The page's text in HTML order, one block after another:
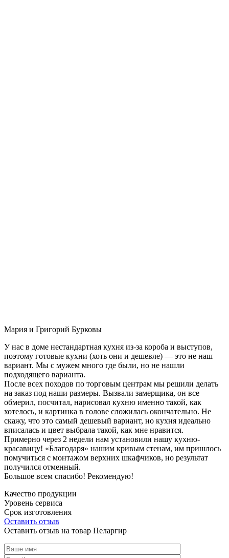
Мария и Григорий Бурковы
У нас в доме нестандартная кухня из-за короба и выступов,
поэтому готовые кухни (хоть они и дешевле) — это не наш
вариант. Мы с мужем много где были, но не нашли
подходящего варианта.
После всех походов по торговым центрам мы решили делать
на заказ под наши размеры. Вызвали замерщика, он все
обмерил, посчитал, нарисовал кухню именно такой, как
хотелось, и картинка в голове сложилась окончательно. Не
скажу, что это самый дешевый вариант, но кухня идеально
вписалась и цвет выбрала такой, как мне нравится.
Примерно через 2 недели нам установили нашу кухню-
красавицу! «Благодаря» нашим кривым стенам, им пришлось
помучиться с монтажом верхних шкафчиков, но результат
получился отменный.
Большое всем спасибо! Рекомендую!
Качество продукции
Уровень сервиса
Срок изготовления
Оставить отзыв
Оставить отзыв на товар Пеларгир